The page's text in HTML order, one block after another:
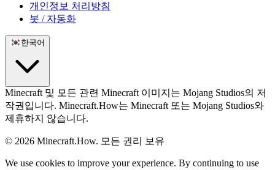
개인정보 처리방침
봇 / 자동화
한국어
Minecraft 및 모든 관련 Minecraft 이미지는 Mojang Studios의 저
작권입니다. Minecraft.How는 Minecraft 또는 Mojang Studios와
제휴하지 않습니다.
© 2026 Minecraft.How. 모든 권리 보유
We use cookies to improve your experience. By continuing to use